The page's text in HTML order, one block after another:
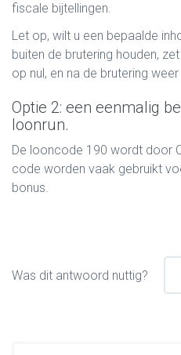
fiscale bijtellingen.
Let op, wilt u een bepaalde
buiten de brutering houden,
op nul, en na de brutering
Optie 2: een eenmalig
loonrun.
De looncode 190 wordt door
code worden vaak gebruikt
bonus.
Was dit antwoord nuttig?